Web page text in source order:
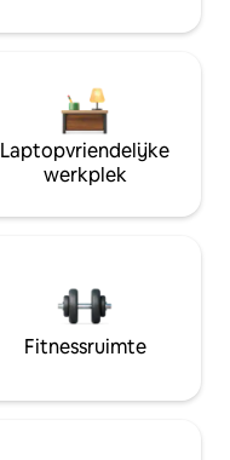
Laptopvriendelijke
werkplek
Fitnessruimte